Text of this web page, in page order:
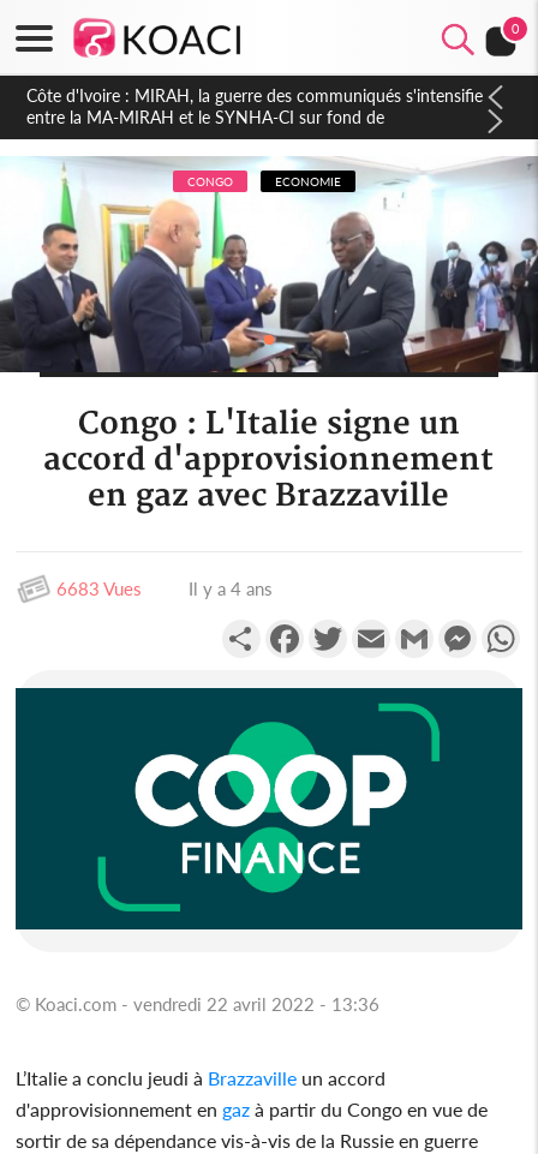
0
Côte d'Ivoire : Indépendance 2026, Thiam plaide pour un
environnement démocratique plus apaisé
CONGO ECONOMIE
Congo : L'Italie signe un
accord d'approvisionnement
en gaz avec Brazzaville
6683 Vues Il y a 4 ans
PartagerFacebookTwitterEmail Gmail
© Koaci.com - vendredi 22 avril 2022 - 13:36
L’Italie a conclu jeudi à Brazzaville un accord
d'approvisionnement en gaz à partir du Congo en vue de
sortir de sa dépendance vis-à-vis de la Russie en guerre